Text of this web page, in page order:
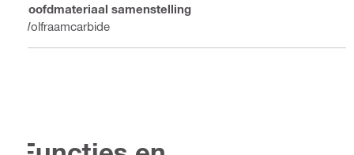
Hoofdmateriaal samenstelling
Wolfraamcarbide